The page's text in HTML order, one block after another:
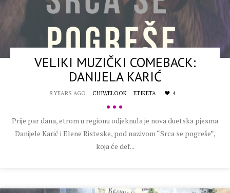
VELIKI MUZIČKI COMEBACK:
DANIJELA KARIĆ
8 YEARS AGO CHIWELOOK ETIKETA 4
•••
Prije par dana, etrom u regionu odjeknula je nova duetska pjesma
Danijele Karić i Elene Risteske, pod nazivom “Srca se pogreše”,
koja će def...